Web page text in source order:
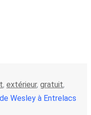
, extérieur, gratuit,
Wesley à Entrelacs